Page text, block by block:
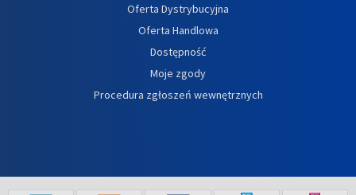
Oferta Dystrybucyjna
Oferta Handlowa
Dostępność
Moje zgody
Procedura zgłoszeń wewnętrznych